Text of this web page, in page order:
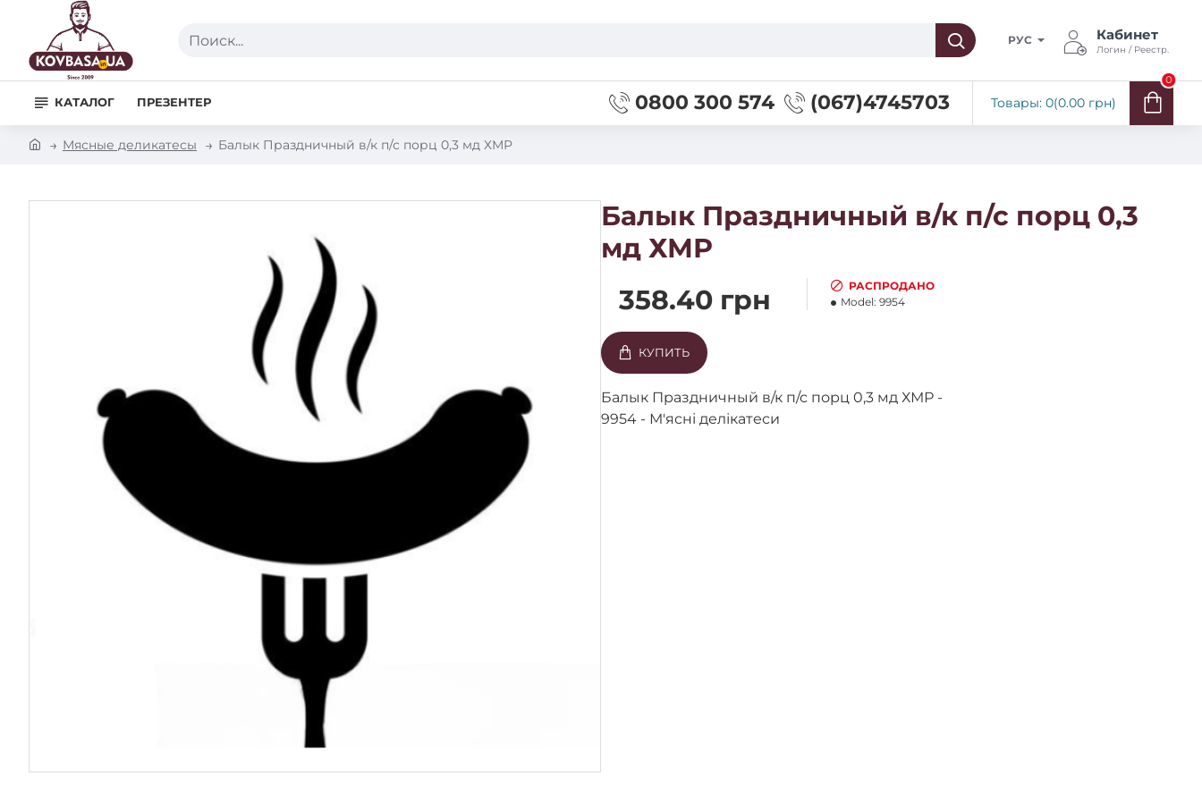
Поиск...
РУС Кабинет
Логин / Реестр.
КАТАЛОГ ПРЕЗЕНТЕР 0800 300 574 (067)4745703 Товары: 0(0.00 грн)
0
e
Мясные деликатесы Балык Праздничный в/к п/с порц 0,3 мд ХМР
Балык Праздничный в/к п/с порц 0,3
мд ХМР
358.40 грн
РАСПРОДАНО
Model: 9954
КУПИТЬ
Балык Праздничный в/к п/с порц 0,3 мд ХМР -
9954 - М'ясні делікатеси